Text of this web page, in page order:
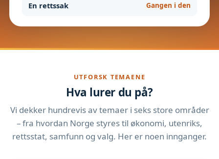
En rettssak Gangen i den
UTFORSK TEMAENE
Hva lurer du på?
Vi dekker hundrevis av temaer i seks store områder
– fra hvordan Norge styres til økonomi, utenriks,
rettsstat, samfunn og valg. Her er noen innganger.